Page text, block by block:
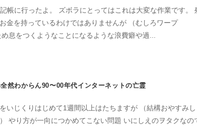
帳に行ったよ。 ズボラにとってはこれは大変な作業です。 残
金を持っているわけではありませんが （むしろワープ
息をつくようなことになるような浪費癖や過...
然わからん90〜00年代インターネットの亡霊
いじくりはじめて1週間以上はたちますが （結構おやすみし
向につかめてこない問題 いにしえのヲタクなので